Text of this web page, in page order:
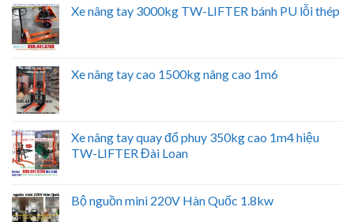
Xe nâng tay 3000kg TW-LIFTER bánh PU lỗi thép
Xe nâng tay cao 1500kg nâng cao 1m6
Xe nâng tay quay đổ phuy 350kg cao 1m4 hiệu
TW-LIFTER Đài Loan
Bộ nguồn mini 220V Hàn Quốc 1.8kw